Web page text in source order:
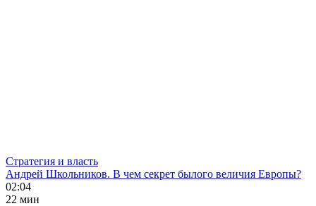
Стратегия и власть
Андрей Школьников. В чем секрет былого величия Европы?
02:04
22 мин